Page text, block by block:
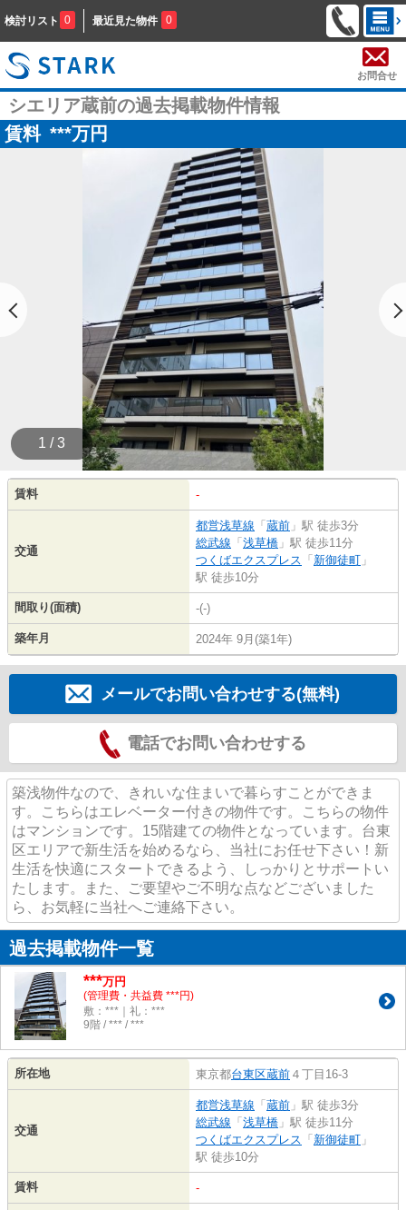
検討リスト 0 最近見た物件 0
お問合せ
シエリア蔵前の過去掲載物件情報
賃料 ***万円
1 / 3
賃料 -
交通
都営浅草線 「 蔵前 」駅 徒歩3分
総武線 「 浅草橋 」駅 徒歩11分
つくばエクスプレス 「 新御徒町 」
駅 徒歩10分
間取り(面積) -(-)
築年月 2024年 9月(築1年)
メールでお問い合わせする(無料)
電話でお問い合わせする
築浅物件なので、きれいな住まいで暮らすことができま
す。こちらはエレベーター付きの物件です。こちらの物件
はマンションです。15階建ての物件となっています。台東
区エリアで新生活を始めるなら、当社にお任せ下さい！新
生活を快適にスタートできるよう、しっかりとサポートい
たします。また、ご要望やご不明な点などございました
ら、お気軽に当社へご連絡下さい。
過去掲載物件一覧
***万円
(管理費・共益費 ***円)
敷：***｜礼：***
9階 / *** / ***
所在地 東京都台東区蔵前 ４丁目16-3
交通
都営浅草線 「 蔵前 」駅 徒歩3分
総武線 「 浅草橋 」駅 徒歩11分
つくばエクスプレス 「 新御徒町 」
駅 徒歩10分
賃料 -